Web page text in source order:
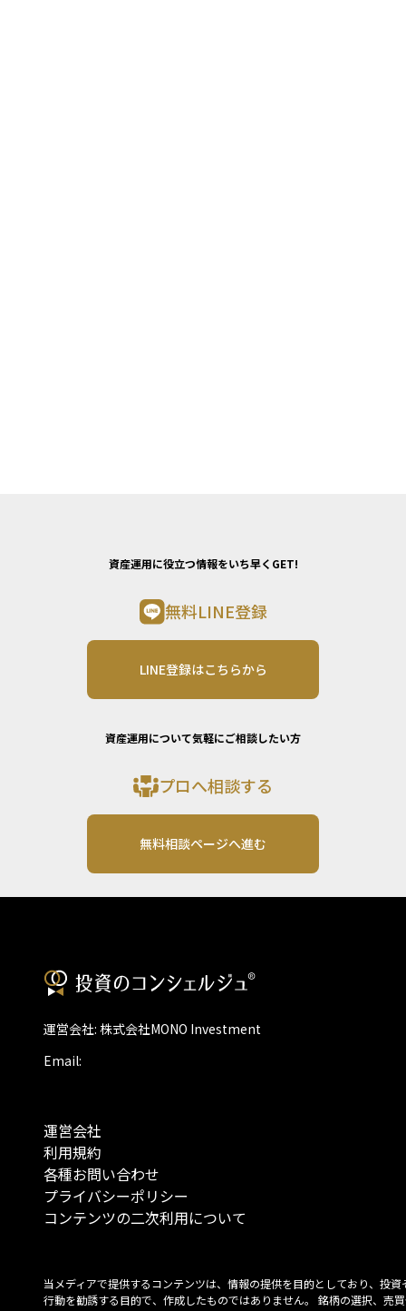
資産運用に役立つ情報をいち早くGET!
無料LINE登録
LINE登録はこちらから
資産運用について気軽にご相談したい方
プロへ相談する
無料相談ページへ進む
運営会社: 株式会社MONO Investment
Email:
運営会社
利用規約
各種お問い合わせ
プライバシーポリシー
コンテンツの二次利用について
当メディアで提供するコンテンツは、情報の提供を目的としており、投資
行動を勧誘する目的で、作成したものではありません。 銘柄の選択、売